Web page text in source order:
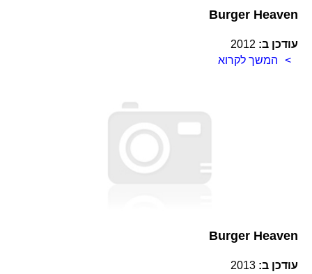
Burger Heaven
עודכן ב: 2012
המשך לקרוא
Burger Heaven
עודכן ב: 2013